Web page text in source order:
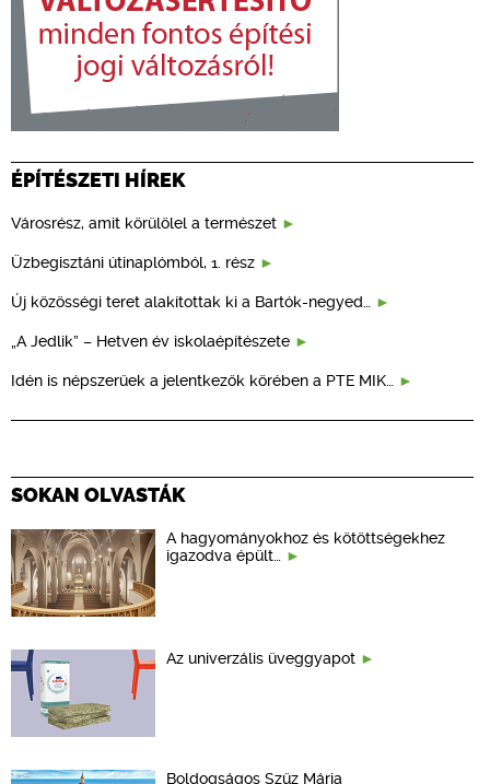
ÉPÍTÉSZETI HÍREK
Városrész, amit körülölel a természet
Üzbegisztáni útinaplómból, 1. rész
Új közösségi teret alakítottak ki a Bartók-negyed…
„A Jedlik” – Hetven év iskolaépítészete
Idén is népszerűek a jelentkezők körében a PTE MIK…
SOKAN OLVASTÁK
A hagyományokhoz és kötöttségekhez
igazodva épült…
Az univerzális üveggyapot
Boldogságos Szűz Mária